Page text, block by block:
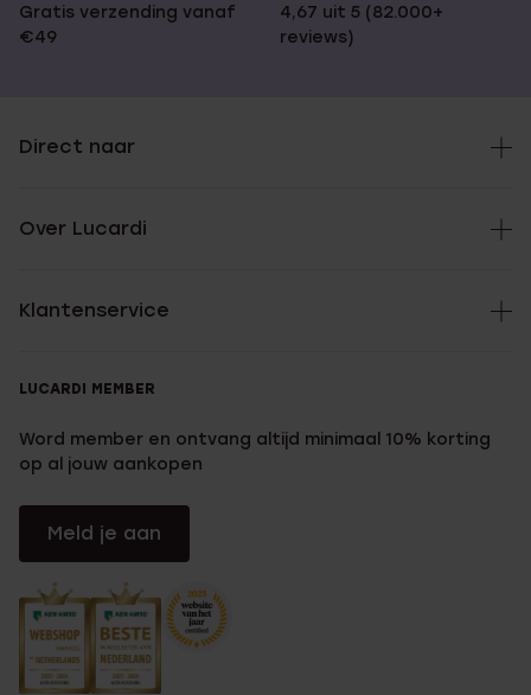
Gratis verzending vanaf
€49
4,67 uit 5 (82.000+
reviews)
Direct naar
Over Lucardi
Klantenservice
LUCARDI MEMBER
Word member en ontvang altijd minimaal 10% korting
op al jouw aankopen
Meld je aan